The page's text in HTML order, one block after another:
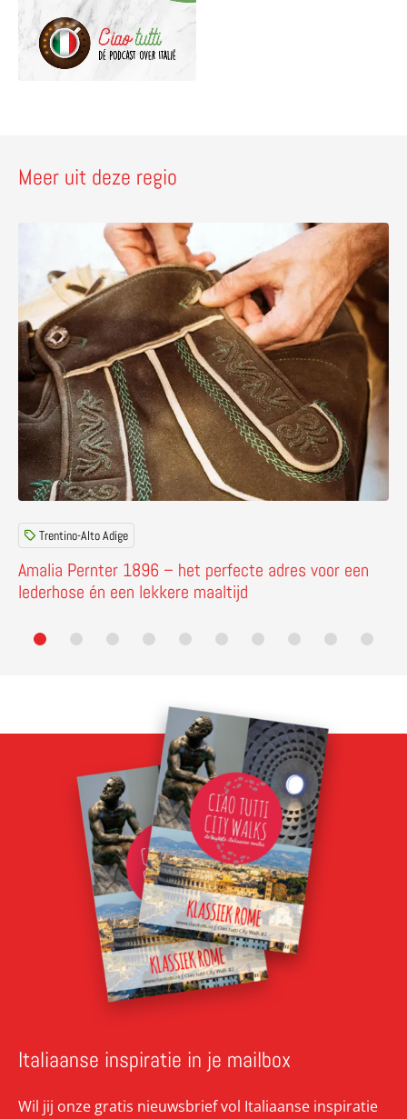
Meer uit deze regio
Amalia Pernter 1896 – het perfecte adres voor een
lederhose én een lekkere maaltijd
Trentino-Alto Adige
Lees meer over Amalia Pernter 1896 – het perfecte
Italiaanse inspiratie in je mailbox
Wil jij onze gratis nieuwsbrief vol Italiaanse inspiratie